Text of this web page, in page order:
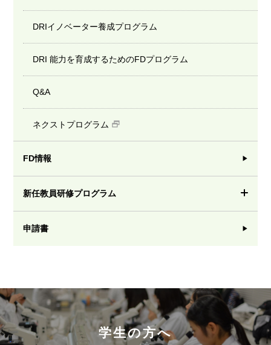
DRIイノベーター養成プログラム
DRI 能力を育成するためのFDプログラム
Q&A
ネクストプログラム
FD情報
新任教員研修プログラム
申請書
学生の方へ